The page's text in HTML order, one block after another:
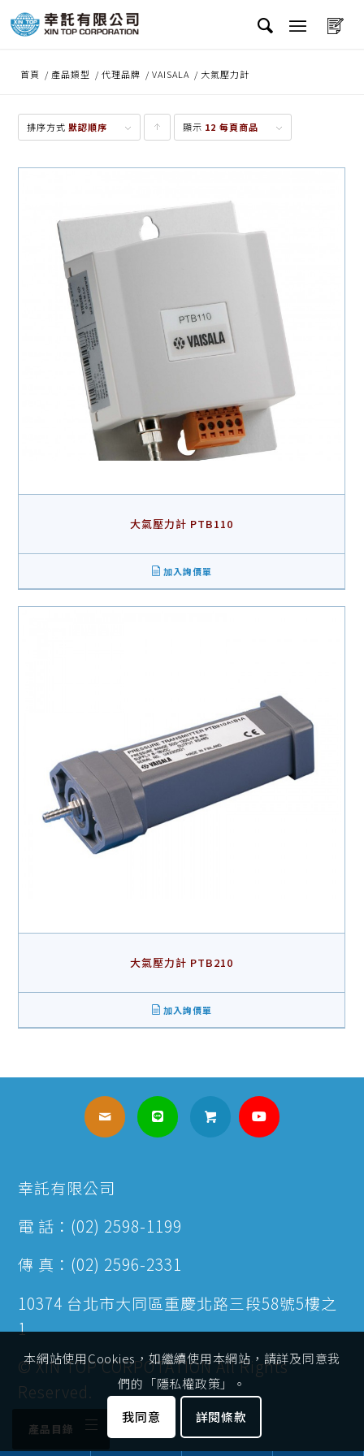
首頁 / 產品類型 / 代理品牌 / VAISALA / 大氣壓力計
產品目錄
排序方式默認順序
點
品
顯示 12 每頁商品
大氣壓力計 PTB110
加入詢價單
大氣壓力計 PTB210
加入詢價單
幸託有限公司
電 話：(02) 2598-1199
傳 真：(02) 2596-2331
10374 台北市大同區重慶北路三段58號5樓之
1
© XIN TOP CORPOTATION All Rights
Reserved.
本網站使用Cookies，如繼續使用本網站，請詳及同意我
們的「隱私權政策」。
我同意
詳閱條款